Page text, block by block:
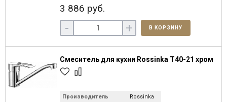
3 886 руб.
- + В КОРЗИНУ
Смеситель для кухни Rossinka T40-21 хром
Производитель
Rossinka